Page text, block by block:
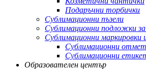
Подаръчни торбички
Сублимационни пъзели
Сублимационни подложки
Сублимационни маркировки
Сублимационни
Сублимационни
Образователен център